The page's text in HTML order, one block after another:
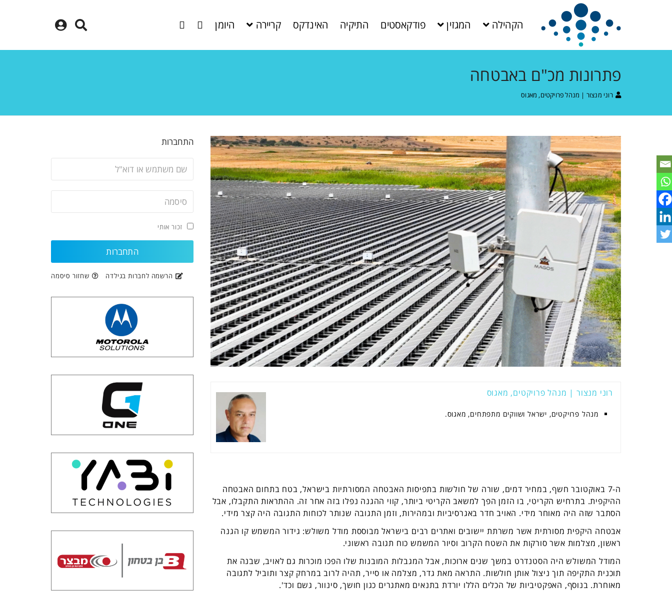
הקהילה המגזין פודקאסטים התיקיה האינדקס קריירה היומן
פתרונות מכ"ם באבטחה
רוני מנצור | מנהל פרויקטים, מאגוס
רוני מנצור | מנהל פרויקטים, מאגוס
מנהל פרויקטים, ישראל ושווקים מתפתחים, מאגוס.
ה-7 באוקטובר חשף, במחיר דמים, שורה של חולשות בתפיסות האבטחה המסורתיות בישראל, בטח בתחום האבטחה
ההיקפית. בתרחיש הקריטי, בו הזמן הפך למשאב הקריטי ביותר, קווי ההגנה נפלו בזה אחר זה. ההתראות התקבלו, אבל
הסתבר שזה היה מאוחר מידי. האויב חדר באגרסיביות ובמהירות, וזמן התגובה שנותר לכוחות התגובה היה קצר מידי.
אבטחה היקפית מסורתית אשר משרתת יישובים ואתרים רבים בישראל מבוססת מודל משולש: גידור המשמש קו הגנה
ראשון, מצלמות אשר סורקות את השטח הקרוב וסיור המשמש כוח תגובה ראשוני.
המודל המשולש היה הסטנדרט במשך שנים ארוכות, אבל המגבלות המובנות שלו הפכו מוכרות גם לאויב, שבנה את
תוכנית התקיפה תוך ניצול אותן חולשות. התראה מאת גדר, מצלמה או סייר, תהיה לרוב במרחק קצר ותוביל לתגובה
מאוחרת. בנוסף, האפקטיביות של הכלים הללו יורדת בתנאים מאתגרים כגון חושך, סינוור, גשם וכד'.
התחברות
זכור אותי
הרשמה לחברות בגילדה שחזור סיסמה